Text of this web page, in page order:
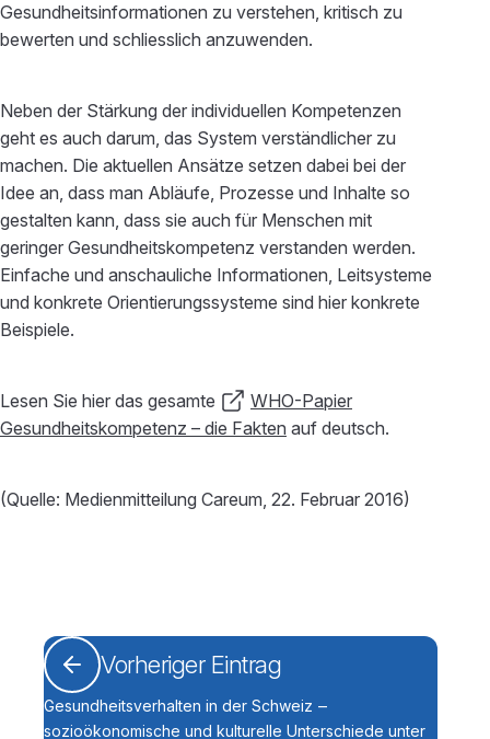
Gesundheitsinformationen zu verstehen, kritisch zu
bewerten und schliesslich anzuwenden.
Neben der Stärkung der individuellen Kompetenzen
geht es auch darum, das System verständlicher zu
machen. Die aktuellen Ansätze setzen dabei bei der
Idee an, dass man Abläufe, Prozesse und Inhalte so
gestalten kann, dass sie auch für Menschen mit
geringer Gesundheitskompetenz verstanden werden.
Einfache und anschauliche Informationen, Leitsysteme
und konkrete Orientierungssysteme sind hier konkrete
Beispiele.
Lesen Sie hier das gesamte
WHO-Papier
Gesundheitskompetenz – die Fakten auf deutsch.
(Quelle: Medienmitteilung Careum, 22. Februar 2016)
Vorheriger Eintrag
Gesundheitsverhalten in der Schweiz ‒
sozioökonomische und kulturelle Unterschiede unter